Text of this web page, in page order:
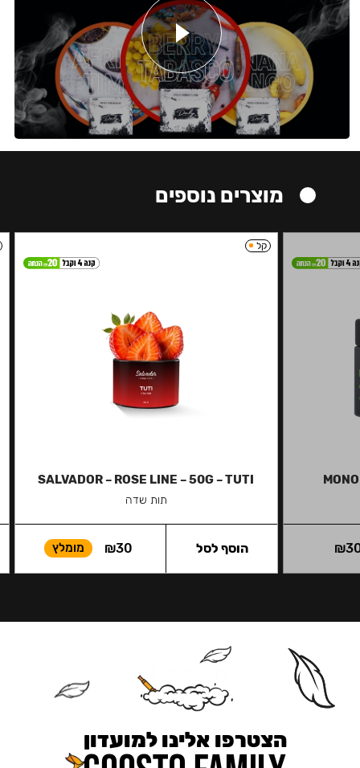
מוצרים נוספים
₪
קל
SALVADOR – ROSE LINE – 50G – TUTI
תות שדה
₪30 מומלץ הוסף לסל
הצטרפו אלינו למועדון